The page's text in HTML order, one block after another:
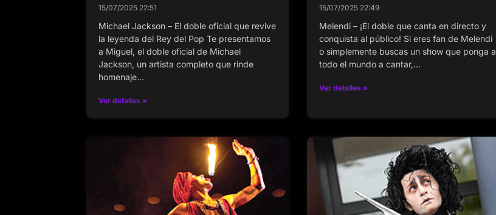
15/07/2025 22:51
Michael Jackson – El doble oficial que revive
la leyenda del Rey del Pop Te presentamos
a Miguel, el doble oficial de Michael
Jackson, un artista completo que rinde
homenaje…
Ver detalles »
15/07/2025 22:49
Melendi – ¡El doble que canta en directo y
conquista al público! Si eres fan de Melendi
o simplemente buscas un show que ponga a
todo el mundo a cantar,…
Ver detalles »